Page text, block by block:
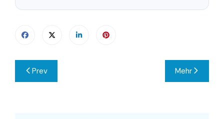
Beitragsnavigation
Prev Mehr